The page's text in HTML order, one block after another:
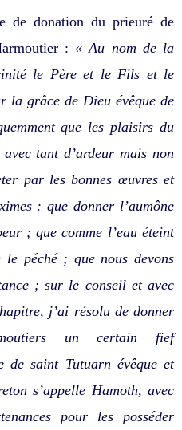
de donation du prieuré de
: « Au nom de la
le Père et le Fils et le
la grâce de Dieu évêque de
que les plaisirs du
tant d’ardeur mais non
par les bonnes œuvres et
: que donner l’aumône
; que comme l’eau éteint
le péché ; que nous devons
; sur le conseil et avec
j’ai résolu de donner
un certain fief
de saint Tutuarn évêque et
s’appelle Hamoth, avec
pour les posséder